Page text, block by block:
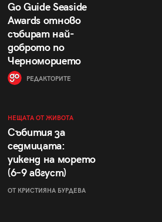
Go Guide Seaside
Awards отново
събират най-
доброто по
Черноморието
РЕДАКТОРИТЕ
НЕЩАТА ОТ ЖИВОТА
Събития за
седмицата:
уикенд на морето
(6–9 август)
ОТ КРИСТИЯНА БУРДЕВА